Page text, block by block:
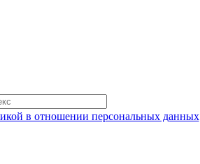
в отношении персональных данных